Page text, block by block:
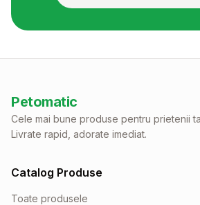
Petomatic
Cele mai bune produse pentru prietenii
Livrate rapid, adorate imediat.
Catalog Produse
Toate produsele